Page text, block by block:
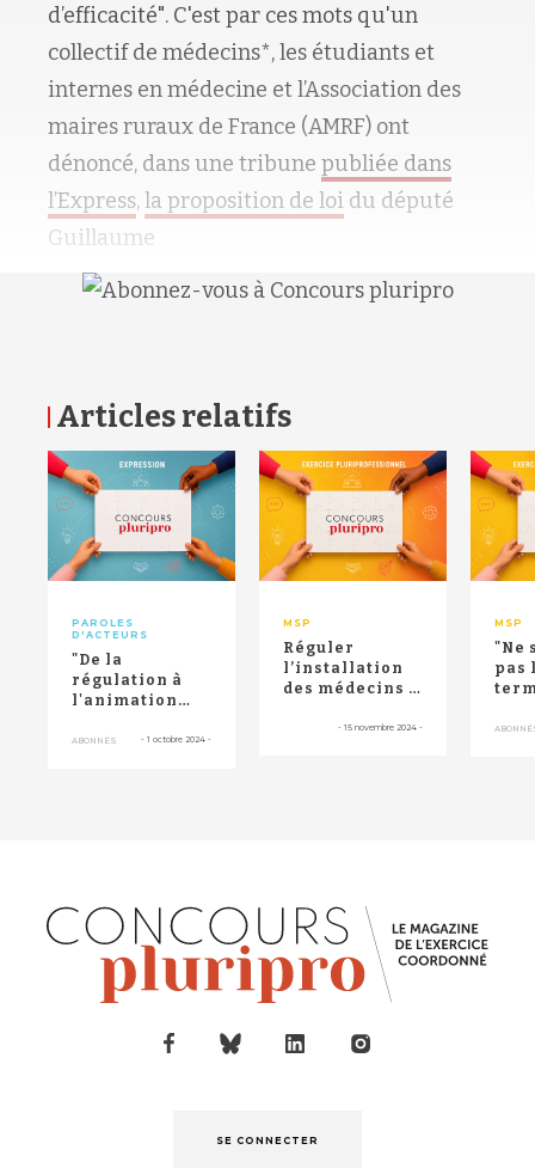
d’efficacité". C'est par ces mots qu'un
collectif de médecins*, les étudiants et
internes en médecine et l’Association des
maires ruraux de France (AMRF) ont
dénoncé, dans une tribune publiée dans
l’Express,la proposition de loi du député
Guillaume
Articles relatifs
PAROLES
D'ACTEURS
"De la
régulation à
l'animation
vers un
ABONNÉS - 1 octobre 2024 -
MSP
Réguler
l’installation
des médecins ?
bonne idée",
- 15 novembre 2024 -
MSP
"Ne
pas
RETOUR HAUT DE PAGE
SE CONNECTER